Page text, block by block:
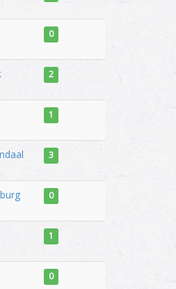
0
2
1
3
0
1
0